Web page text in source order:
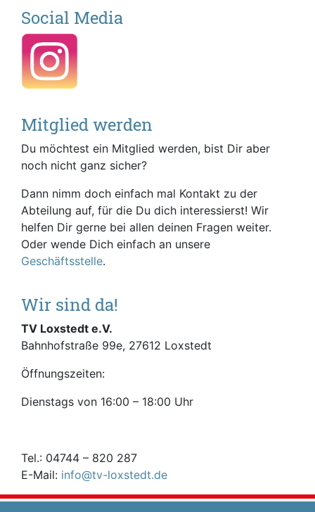
Social Media
Mitglied werden
Du möchtest ein Mitglied werden, bist Dir aber
noch nicht ganz sicher?
Dann nimm doch einfach mal Kontakt zu der
Abteilung auf, für die Du dich interessierst! Wir
helfen Dir gerne bei allen deinen Fragen weiter.
Oder wende Dich einfach an unsere
Geschäftsstelle.
Wir sind da!
TV Loxstedt e.V.
Bahnhofstraße 99e, 27612 Loxstedt
Öffnungszeiten:
Dienstags von 16:00 – 18:00 Uhr
Tel.: 04744 – 820 287
E-Mail: info@tv-loxstedt.de